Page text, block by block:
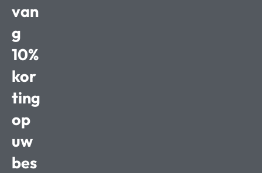
van
g
10%
kor
ting
op
uw
bes